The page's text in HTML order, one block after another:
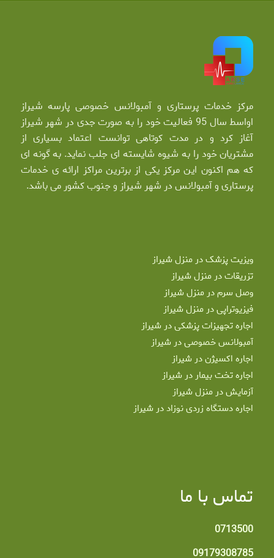
مرکز خدمات پرستاری و آمبولانس خصوصی پارسه شیراز
اواسط سال 95 فعالیت خود را به صورت جدی در شهر شیراز
آغاز کرد و در مدت کوتاهی توانست اعتماد بسیاری از
مشتریان خود را به شیوه شایسته ای جلب نماید. به گونه ای
که هم اکنون این مرکز یکی از برترین مراکز ارائه ی خدمات
پرستاری و آمبولانس در شهر شیراز و جنوب کشور می باشد.
ویزیت پزشک در منزل شیراز
تزریقات در منزل شیراز
وصل سرم در منزل شیراز
فیزیوتراپی در منزل شیراز
اجاره تجهیزات پزشکی در شیراز
آمبولانس خصوصی در شیراز
اجاره اکسیژن در شیراز
اجاره تخت بیمار در شیراز
آزمایش در منزل شیراز
اجاره دستگاه زردی نوزاد در شیراز
تماس با ما
0713500
09179308785